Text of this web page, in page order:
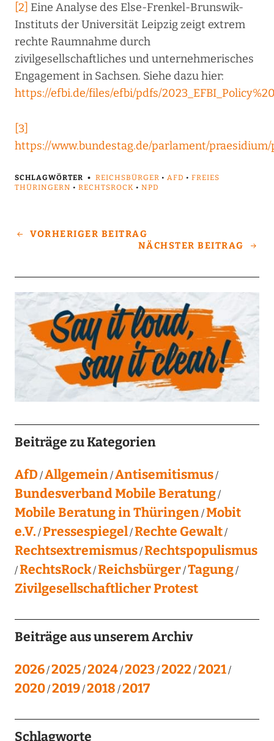
[2] Eine Analyse des Else-Frenkel-Brunswik-
Instituts der Universität Leipzig zeigt extrem
rechte Raumnahme durch
zivilgesellschaftliches und unternehmerisches
Engagement in Sachsen. Siehe dazu hier:
https://efbi.de/files/efbi/pdfs/
[3]
https://www.bundestag.de/parlament/
SCHLAGWÖRTER REICHSBÜRGER • AFD • FREIES
THÜRINGERN • RECHTSROCK • NPD
VORHERIGER BEITRAG
NÄCHSTER BEITRAG
Beiträge zu Kategorien
AfD Allgemein Antisemitismus
Bundesverband Mobile Beratung
Mobile Beratung in Thüringen Mobit
e.V. Pressespiegel Rechte Gewalt
Rechtsextremismus Rechtspopulismus
RechtsRock Reichsbürger Tagung
Zivilgesellschaftlicher Protest
Beiträge aus unserem Archiv
2026 2025 2024 2023 2022 2021
2020 2019 2018 2017
Schlagworte